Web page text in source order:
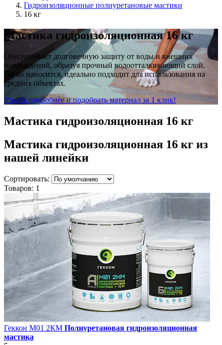
Гидроизоляционные полиуретановые мастики
16 кг
Мастика гидроизоляционная 16 кг
Обеспечивает долговечную защиту от воды и внешних
повреждений, образуя прочный водоотталкивающий слой.
Легко наносится, идеально подходит для использования на
средних объектах.
Узнать подробнее и подобрать материал за 1 клик!
Мастика гидроизоляционная 16 кг
Мастика гидроизоляционная 16 кг из
нашей линейки
Сортировать:
Товаров: 1
Геккон М01 2КМ Полиуретановая гидроизоляционная
мастика